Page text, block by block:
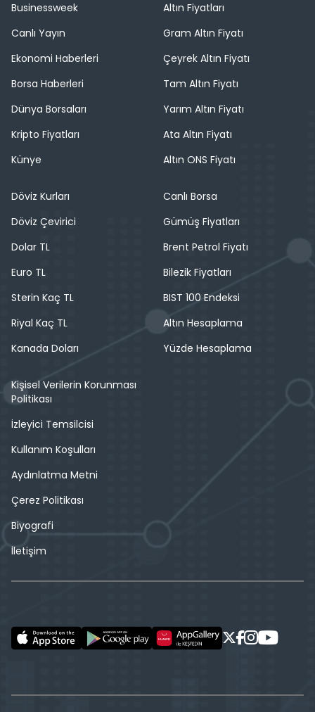
Businessweek
Canlı Yayın
Ekonomi Haberleri
Borsa Haberleri
Dünya Borsaları
Kripto Fiyatları
Künye
Altın Fiyatları
Gram Altın Fiyatı
Çeyrek Altın Fiyatı
Tam Altın Fiyatı
Yarım Altın Fiyatı
Ata Altın Fiyatı
Altın ONS Fiyatı
Döviz Kurları
Döviz Çevirici
Dolar TL
Euro TL
Sterin Kaç TL
Riyal Kaç TL
Kanada Doları
Canlı Borsa
Gümüş Fiyatları
Brent Petrol Fiyatı
Bilezik Fiyatları
BIST 100 Endeksi
Altın Hesaplama
Yüzde Hesaplama
Kişisel Verilerin Korunması
Politikası
İzleyici Temsilcisi
Kullanım Koşulları
Aydınlatma Metni
Çerez Politikası
Biyografi
İletişim